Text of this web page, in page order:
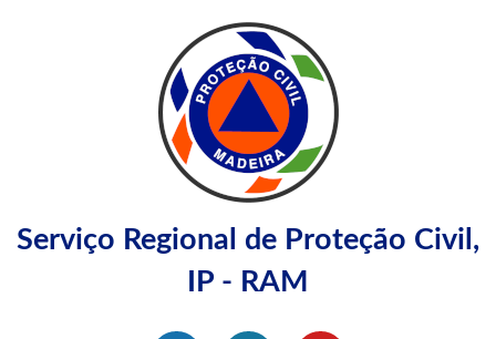
Serviço Regional de Proteção Civil,
IP - RAM